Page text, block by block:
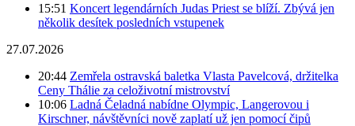
15:51 Koncert legendárních Judas Priest se blíží. Zbývá jen
několik desítek posledních vstupenek
27.07.2026
20:44 Zemřela ostravská baletka Vlasta Pavelcová, držitelka
Ceny Thálie za celoživotní mistrovství
10:06 Ladná Čeladná nabídne Olympic, Langerovou i
Kirschner, návštěvníci nově zaplatí už jen pomocí čipů